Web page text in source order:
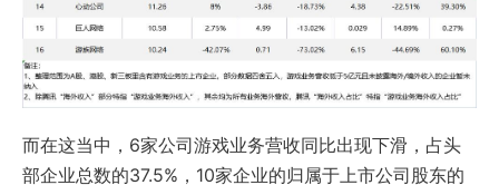
而在这当中，6家公司游戏业务营收同比出现下滑，占头
部企业总数的37.5%，10家企业的归属于上市公司股东的